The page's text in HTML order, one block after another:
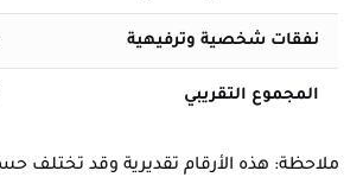
نفقات شخصية وترفيهية
المجموع التقريبي
ملاحظة: هذه الأرقام تقديرية وقد تختلف